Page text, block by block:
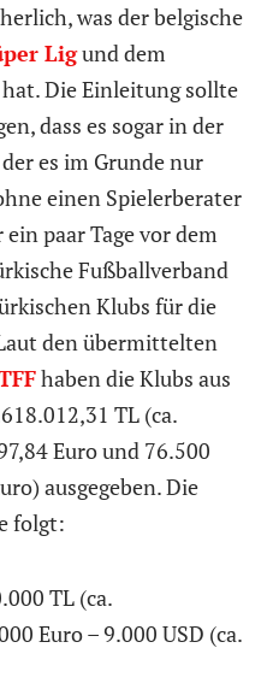
was der belgische
Ligund dem
Die Einleitung sollte
dass es sogar in der
es im Grunde nur
einen Spielerberater
paar Tage vor dem
Fußballverband
Klubs für die
den übermittelten
haben die Klubs aus
TL (ca.
Euro und 76.500
) ausgegeben. Die
folgt:
TL (ca.
Euro – 9.000 USD (ca.